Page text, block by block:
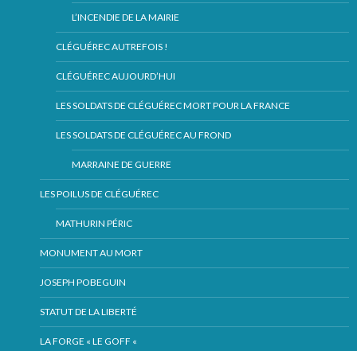
L’INCENDIE DE LA MAIRIE
CLÉGUÉREC AUTREFOIS !
CLÉGUÉREC AUJOURD’HUI
LES SOLDATS DE CLÉGUÉREC MORT POUR LA FRANCE
LES SOLDATS DE CLÉGUÉREC AU FROND
MARRAINE DE GUERRE
LES POILUS DE CLÉGUÉREC
MATHURIN PÉRIC
MONUMENT AU MORT
JOSEPH POBEGUIN
STATUT DE LA LIBERTÉ
LA FORGE « LE GOFF «